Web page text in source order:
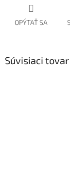
OPÝTAŤ SA
Súvisiaci tovar